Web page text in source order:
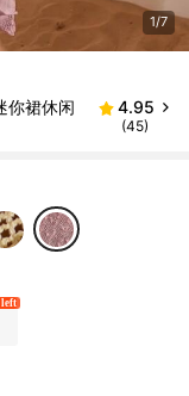
1/7
你裙休闲
4.95
(45)
left